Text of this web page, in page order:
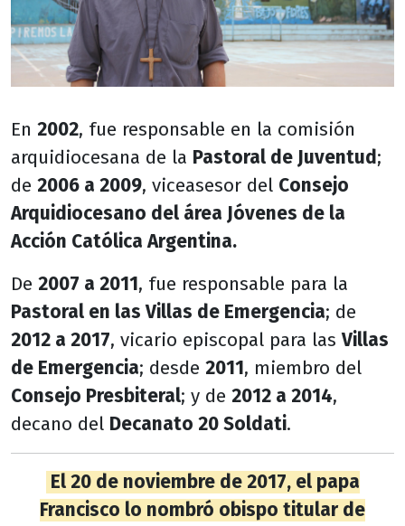
En 2002, fue responsable en la comisión
arquidiocesana de la Pastoral de Juventud;
de 2006 a 2009, viceasesor del Consejo
Arquidiocesano del área Jóvenes de la
Acción Católica Argentina.
De 2007 a 2011, fue responsable para la
Pastoral en las Villas de Emergencia; de
2012 a 2017, vicario episcopal para lasVillas
de Emergencia; desde 2011, miembro del
Consejo Presbiteral; y de 2012 a 2014,
decano del Decanato 20 Soldati.
El 20 de noviembre de 2017, el papa
Francisco lo nombró obispo titular de